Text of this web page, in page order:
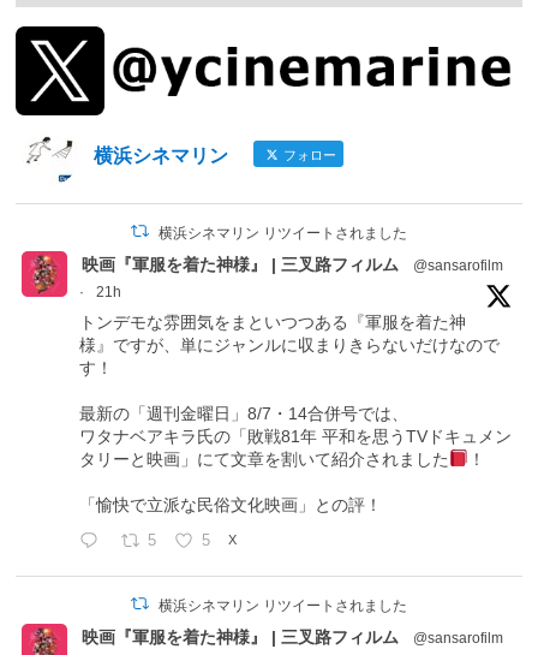
横浜シネマリン フォロー
横浜シネマリン リツイートされました
映画『軍服を着た神様』 | 三叉路フィルム
@sansarofilm
·
21h
トンデモな雰囲気をまといつつある『軍服を着た神
様』ですが、単にジャンルに収まりきらないだけなので
す！
最新の「週刊金曜日」8/7・14合併号では、
ワタナベアキラ氏の「敗戦81年 平和を思うTVドキュメン
タリーと映画」にて文章を割いて紹介されました
！
「愉快で立派な民俗文化映画」との評！
5 5 X
横浜シネマリン リツイートされました
映画『軍服を着た神様』 | 三叉路フィルム @sansarofilm